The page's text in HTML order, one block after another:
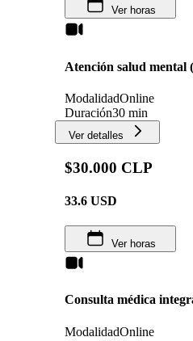
Ver horas
Atención salud mental
ModalidadOnline
Duración30 min
Ver detalles
$30.000 CLP
33.6 USD
Ver horas
Consulta médica
ModalidadOnline